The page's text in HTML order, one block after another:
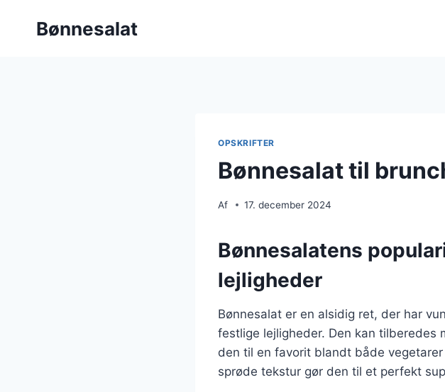
Bønnesalat
OPSKRIFTER
Bønnesalat til
Af 17. december 2024
Bønnesalatens
lejligheder
Bønnesalat er en alsidig ret, der har
festlige lejligheder. Den kan
den til en favorit blandt både
sprøde tekstur gør den til et perfekt